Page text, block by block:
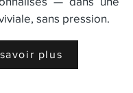
sans pression.
plus